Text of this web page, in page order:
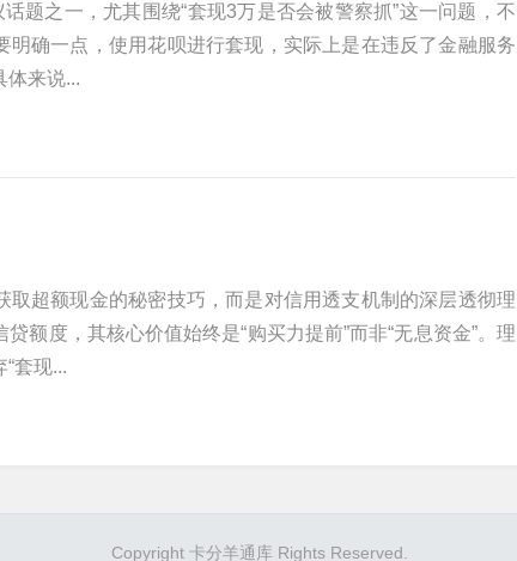
题之一，尤其围绕“套现3万是否会被警察抓”这一问题，不
明确一点，使用花呗进行套现，实际上是在违反了金融服务
体来说...
取超额现金的秘密技巧，而是对信用透支机制的深层透彻理
额度，其核心价值始终是“购买力提前”而非“无息资金”。理
套现...
Copyright 卡分羊通库 Rights Reserved.